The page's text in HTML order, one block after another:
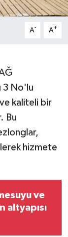
A- A+
3 No'lu
kaliteli bir
Bu
hizmete
ve
altyapısı